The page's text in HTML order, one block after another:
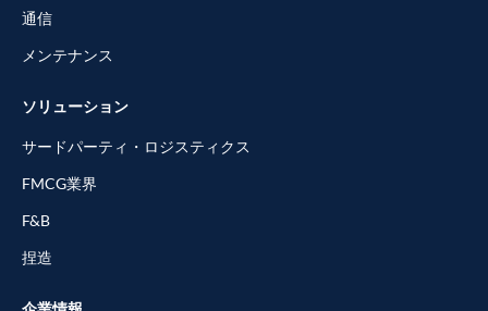
通信
メンテナンス
ソリューション
サードパーティ・ロジスティクス
FMCG業界
F&B
捏造